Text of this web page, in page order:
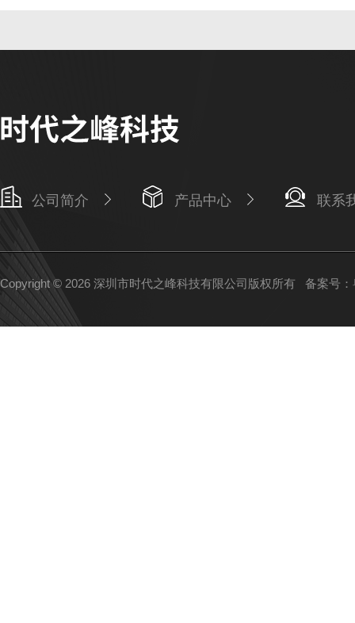
公司简介 产品中心 联系
Copyright © 2026 深圳市时代之峰科技有限公司版权所有 备案号